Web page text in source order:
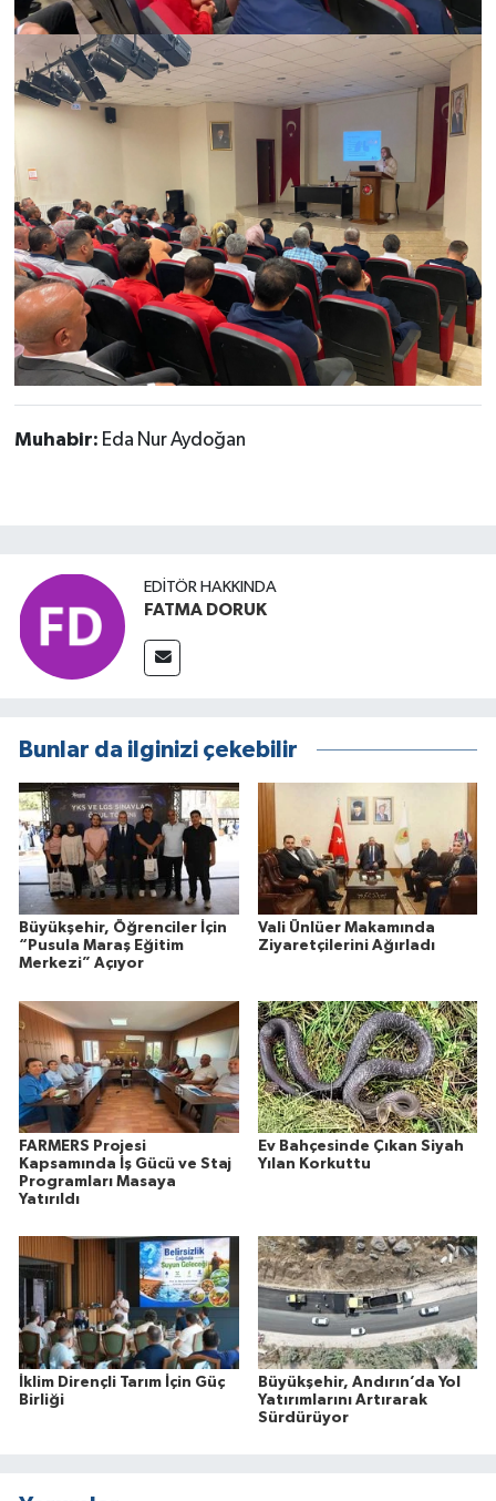
Muhabir: Eda Nur Aydoğan
EDITÖR HAKKINDA
FATMA DORUK
Bunlar da ilginizi çekebilir
Büyükşehir, Öğrenciler İçin
“Pusula Maraş Eğitim
Merkezi” Açıyor
Vali Ünlüer Makamında
Ziyaretçilerini Ağırladı
FARMERS Projesi
Kapsamında İş Gücü ve Staj
Programları Masaya
Yatırıldı
Ev Bahçesinde Çıkan Siyah
Yılan Korkuttu
İklim Dirençli Tarım İçin Güç
Birliği
Büyükşehir, Andırın’da Yol
Yatırımlarını Artırarak
Sürdürüyor